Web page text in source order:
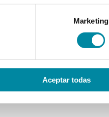
Marketing
Aceptar todas